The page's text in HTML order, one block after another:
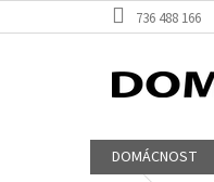
na
736 488 166
DOMÁCNOST